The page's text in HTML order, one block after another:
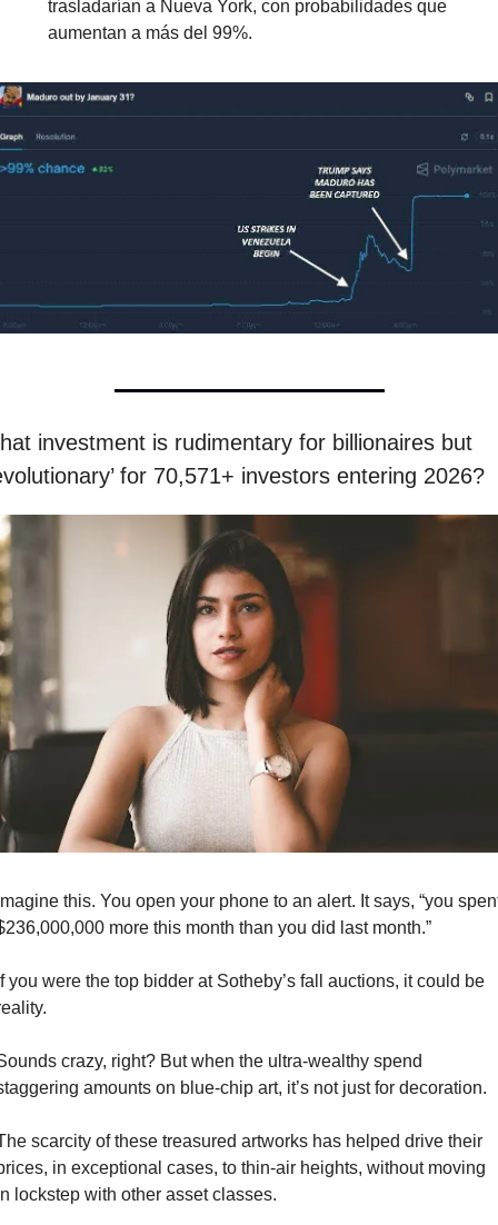
trasladarían a Nueva York, con probabilidades que
aumentan a más del 99%.
investment is rudimentary for billionaires but
for 70,571+ investors entering 2026?
this. You open your phone to an alert. It says, “you
more this month than you did last month.”
you were the top bidder at Sotheby’s fall auctions, it could be
crazy, right? But when the ultra-wealthy spend
amounts on blue-chip art, it’s not just for decoration.
scarcity of these treasured artworks has helped drive their
in exceptional cases, to thin-air heights, without moving
lockstep with other asset classes.